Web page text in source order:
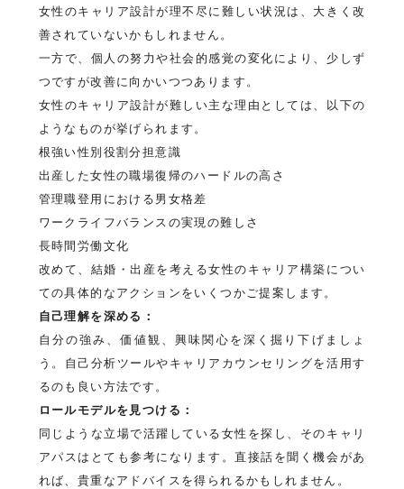
女性のキャリア設計が理不尽に難しい状況は、大きく改
善されていないかもしれません。
一方で、個人の努力や社会的感覚の変化により、少しず
つですが改善に向かいつつあります。
女性のキャリア設計が難しい主な理由としては、以下の
ようなものが挙げられます。
根強い性別役割分担意識
出産した女性の職場復帰のハードルの高さ
管理職登用における男女格差
ワークライフバランスの実現の難しさ
長時間労働文化
改めて、結婚・出産を考える女性のキャリア構築につい
ての具体的なアクションをいくつかご提案します。
自己理解を深める：
自分の強み、価値観、興味関心を深く掘り下げましょ
う。自己分析ツールやキャリアカウンセリングを活用す
るのも良い方法です。
ロールモデルを見つける：
同じような立場で活躍している女性を探し、そのキャリ
アパスはとても参考になります。直接話を聞く機会があ
れば、貴重なアドバイスを得られるかもしれません。